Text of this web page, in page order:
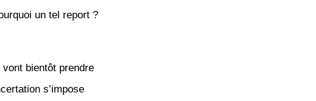
un tel report ?
vont bientôt prendre
s’impose